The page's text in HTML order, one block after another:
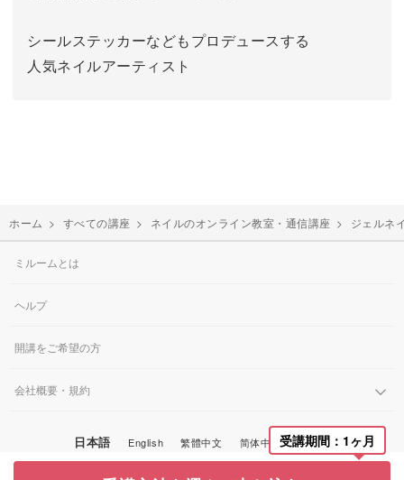
シールステッカーなどもプロデュースする
人気ネイルアーティスト
ホーム > すべての講座 > ネイルのオンライン教室・通信講座 > ジェルネ
受講期間：1ヶ月
ミルームとは
ヘルプ
開講をご希望の方
会社概要・規約
日本語 English 繁體中文 简体中文 한국어